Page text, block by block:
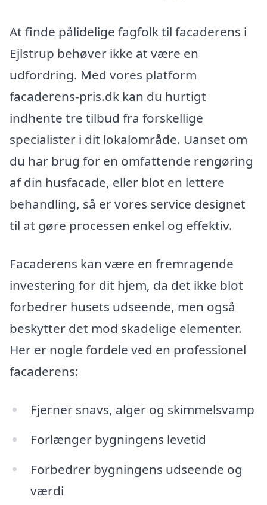
At finde pålidelige fagfolk til facaderens i
Ejlstrup behøver ikke at være en
udfordring. Med vores platform
facaderens-pris.dk kan du hurtigt
indhente tre tilbud fra forskellige
specialister i dit lokalområde. Uanset om
du har brug for en omfattende rengøring
af din husfacade, eller blot en lettere
behandling, så er vores service designet
til at gøre processen enkel og effektiv.
Facaderens kan være en fremragende
investering for dit hjem, da det ikke blot
forbedrer husets udseende, men også
beskytter det mod skadelige elementer.
Her er nogle fordele ved en professionel
facaderens:
Fjerner snavs, alger og skimmelsvamp
Forlænger bygningens levetid
Forbedrer bygningens udseende og
værdi